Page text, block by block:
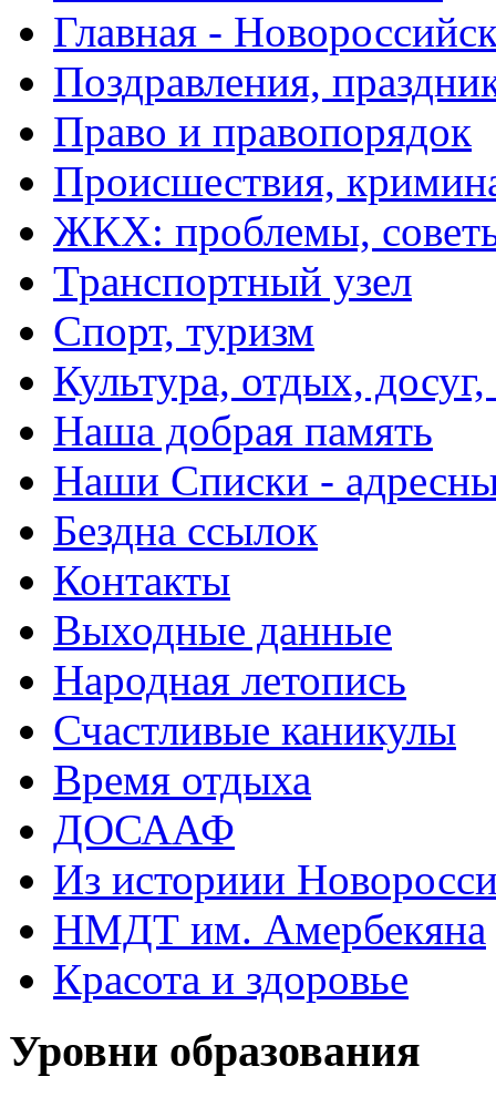
Главная -
Поздравления,
Право и правопорядок
Происшествия,
ЖКХ: проблемы,
Транспортный узел
Спорт, туризм
Культура, отдых,
Наша добрая память
Наши Списки -
Бездна ссылок
Контакты
Выходные данные
Народная летопись
Счастливые каникулы
Время отдыха
ДОСААФ
Из историии
НМДТ им. Амербекяна
Красота и здоровье
Уровни образования